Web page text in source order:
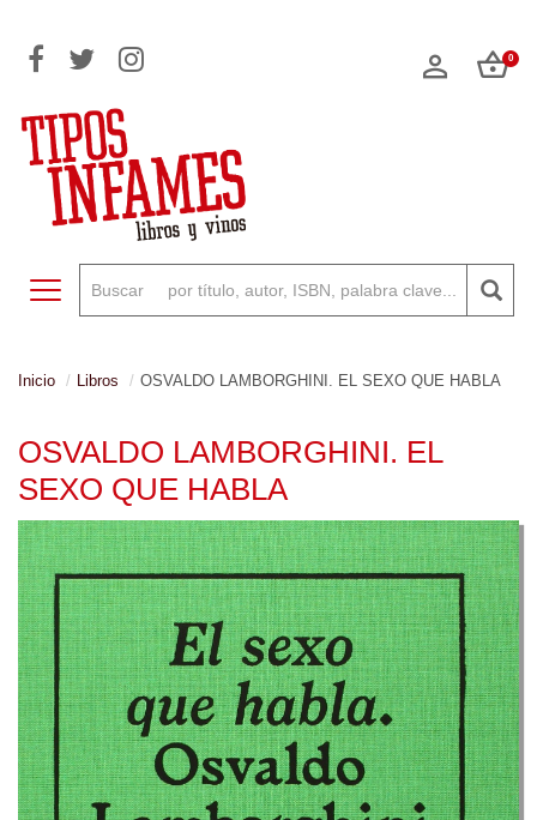
0
Toggle navigation
Inicio Libros OSVALDO LAMBORGHINI. EL SEXO QUE HABLA
OSVALDO LAMBORGHINI. EL
SEXO QUE HABLA